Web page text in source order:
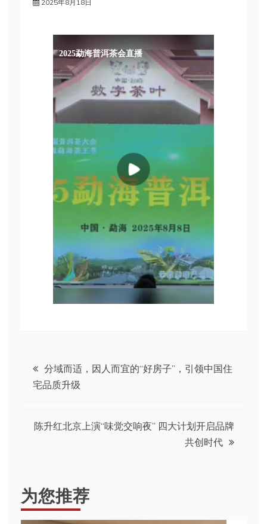
2025年8月18日
文
章
导
分域而适，因人而宜的“好房子”，引领中国住
宅品质升级
陈升红北京上演“味觉交响夜” 四大计划开启品牌
共创时代
为您推荐